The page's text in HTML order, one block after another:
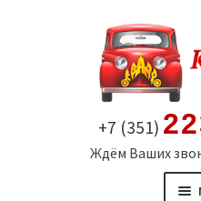
содержимому
+7 (351)
Ждём Ваших